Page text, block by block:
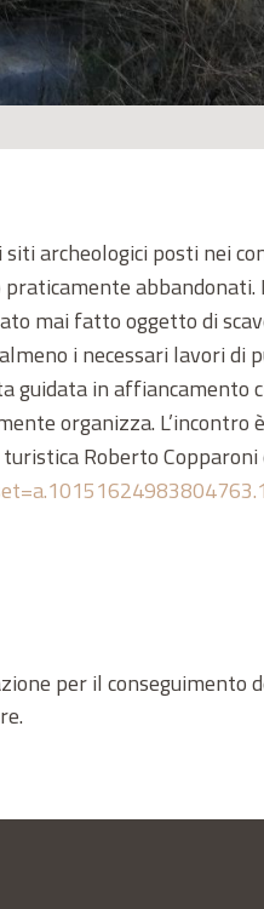
archeologici posti nei
mai fatto oggetto di
i necessari lavori di
in affiancamento
organizza.
Roberto
per il conseguimento